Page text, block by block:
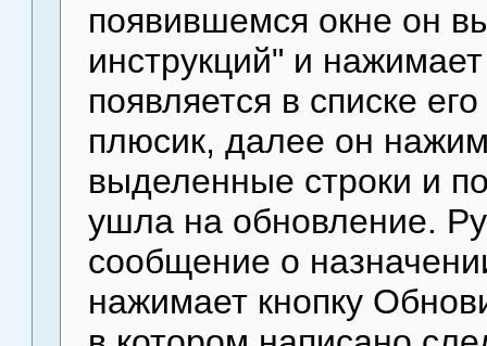
появившемся окне он
инструкций" и
появляется в списке
плюсик, далее он
выделенные строки и
ушла на обновление.
сообщение о
нажимает кнопку